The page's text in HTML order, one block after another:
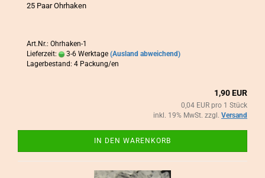
25 Paar Ohr­ha­ken
Art.Nr.: Ohrhaken-1
Lieferzeit:
3-6 Werktage (Ausland abweichend)
Lagerbestand: 4 Packung/en
1,90 EUR
0,04 EUR pro 1 Stück
inkl. 19% MwSt. zzgl. Versand
IN DEN WARENKORB